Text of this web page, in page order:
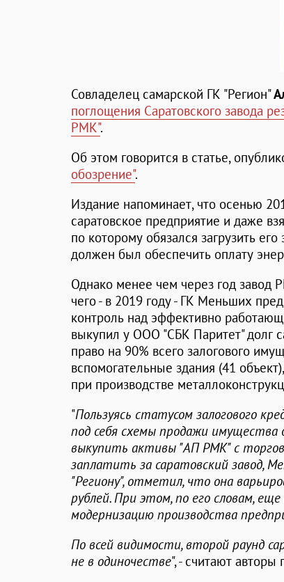
Совладелец самарской ГК "Регион"
поглощения Саратовского завода
РМК".
Об этом говорится в статье,
обозрение".
Издание напоминает, что осенью
саратовское предприятие и даже
по которому обязался загрузить
должен был обеспечить оплату
Однако менее чем через год завод
чего - в 2019 году - ГК Меньших
контроль над эффективно
выкупил у ООО "СБК Паритет" долг
право на 90% всего залогового
вспомогательные здания (41
при производстве
"Пользуясь статусом залогового
под себя схемы продажи имущества
выкупить активы "АП РМК" с
заплатить за саратовский завод,
"Региону", отметил, что она
рублей. При этом, по его словам,
модернизацию производства
По всей видимости, второй раунд
не в одиночестве", - считают авторы